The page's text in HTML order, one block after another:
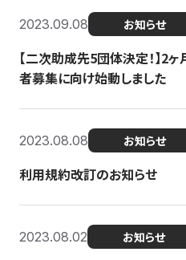
2023.09.08 お知らせ
【二次助成先5団体決定！】2
者募集に向け始動しました
2023.08.08 お知らせ
利用規約改訂のお知らせ
2023.08.02 お知らせ